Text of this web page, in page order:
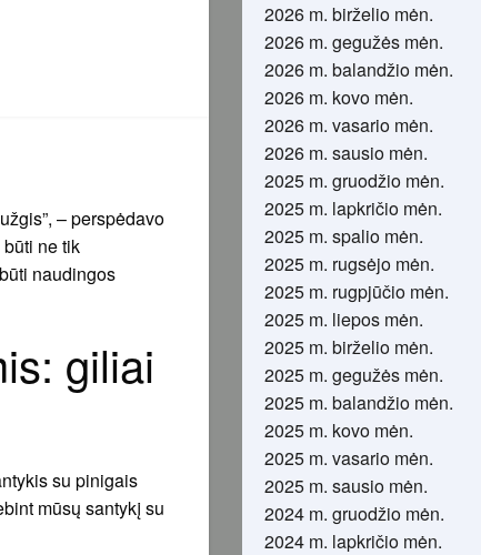
– perspėdavo
ne tik
naudingos
giliai
su pinigais
mūsų santykį su
2026 m. birželio mėn.
2026 m. gegužės mėn.
2026 m. balandžio mėn.
2026 m. kovo mėn.
2026 m. vasario mėn.
2026 m. sausio mėn.
2025 m. gruodžio mėn.
2025 m. lapkričio mėn.
2025 m. spalio mėn.
2025 m. rugsėjo mėn.
2025 m. rugpjūčio mėn.
2025 m. liepos mėn.
2025 m. birželio mėn.
2025 m. gegužės mėn.
2025 m. balandžio mėn.
2025 m. kovo mėn.
2025 m. vasario mėn.
2025 m. sausio mėn.
2024 m. gruodžio mėn.
2024 m. lapkričio mėn.